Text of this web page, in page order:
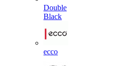
Double
Black
ecco